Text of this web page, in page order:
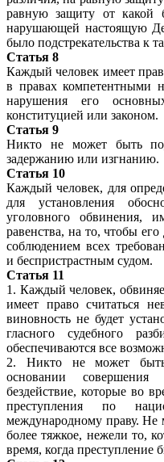
равную защиту от
нарушающей настоящую
было подстрекательства к
Статья 8
Каждый человек имеет
в правах компетентными
нарушения его
конституцией или законом.
Статья 9
Никто не может быть
задержанию или изгнанию.
Статья 10
Каждый человек, для
для установления
уголовного обвинения,
равенства, на то, чтобы
соблюдением всех
и беспристрастным судом.
Статья 11
1. Каждый человек,
имеет право считаться
виновность не будет
гласного судебного
обеспечиваются все
2. Никто не может
основании
бездействие, которые во
преступления по
международному праву. Не
более тяжкое, нежели то,
время, когда преступление